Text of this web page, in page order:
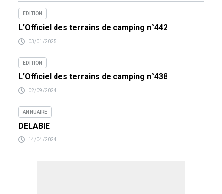
EDITION
L’Officiel des terrains de camping n°442
03/01/2025
EDITION
L’Officiel des terrains de camping n°438
02/09/2024
ANNUAIRE
DELABIE
14/04/2024